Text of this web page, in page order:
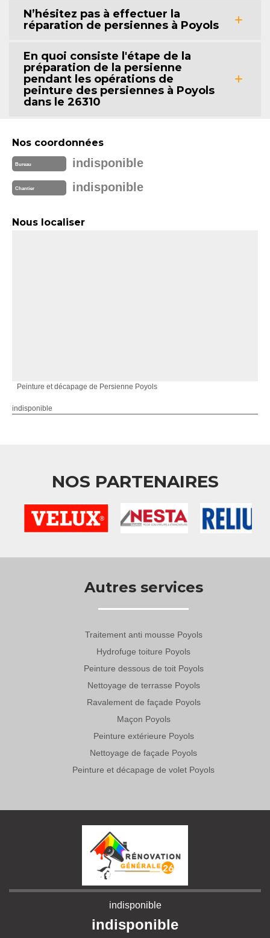
N’hésitez pas à effectuer la
réparation de persiennes à Poyols
En quoi consiste l'étape de la
préparation de la persienne
pendant les opérations de
peinture des persiennes à Poyols
dans le 26310
Nos coordonnées
Bureau indisponible
Chantier indisponible
Nous localiser
Peinture et décapage de Persienne Poyols
indisponible
NOS PARTENAIRES
Autres services
Traitement anti mousse Poyols
Hydrofuge toiture Poyols
Peinture dessous de toit Poyols
Nettoyage de terrasse Poyols
Ravalement de façade Poyols
Maçon Poyols
Peinture extérieure Poyols
Nettoyage de façade Poyols
Peinture et décapage de volet Poyols
indisponible
indisponible